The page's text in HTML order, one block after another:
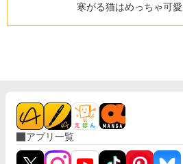
寒がる猫はめっちゃ可
アプリ一覧